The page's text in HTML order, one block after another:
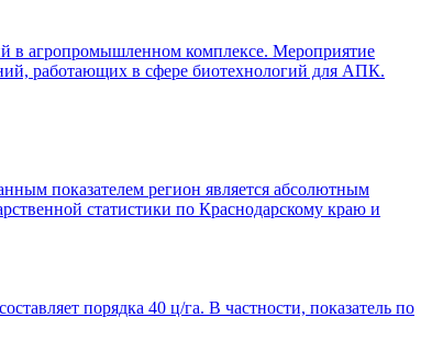
в агропромышленном комплексе. Мероприятие
работающих в сфере биотехнологий для АПК.
показателем регион является абсолютным
статистики по Краснодарскому краю и
порядка 40 ц/га. В частности, показатель по